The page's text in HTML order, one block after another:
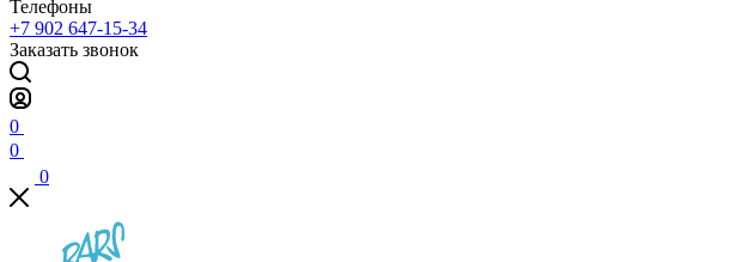
Телефоны
+7 902 647-15-34
Заказать звонок
0
0
0